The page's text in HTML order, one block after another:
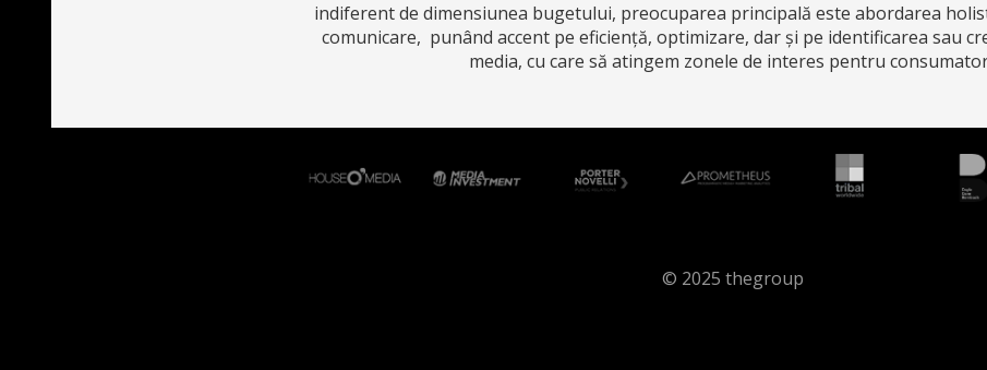
indiferent de dimensiunea bugetului, preocuparea principală este abordarea
comunicare, punând accent pe eficiență, optimizare, dar și pe identificarea sau
media, cu care să atingem zonele de interes pentru
© 2025 thegroup